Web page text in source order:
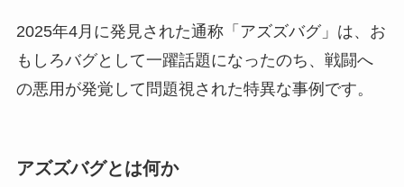
2025年4月に発見された通称「アズズバグ」は、お
もしろバグとして一躍話題になったのち、戦闘へ
の悪用が発覚して問題視された特異な事例です。
アズズバグとは何か